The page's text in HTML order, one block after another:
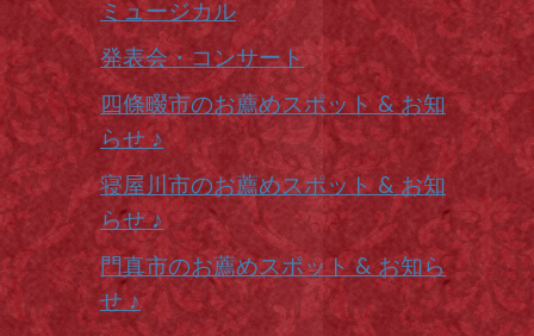
ミュージカル
発表会・コンサート
四條畷市のお薦めスポット & お知
らせ ♪
寝屋川市のお薦めスポット & お知
らせ ♪
門真市のお薦めスポット & お知ら
せ ♪